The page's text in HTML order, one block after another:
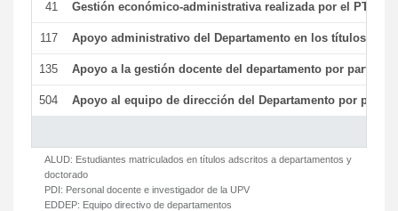
41 Gestión económico-administrativa realizada por el PTGAS
117 Apoyo administrativo del Departamento en los títulos de
135 Apoyo a la gestión docente del departamento por parte
504 Apoyo al equipo de dirección del Departamento por parte
ALUD: Estudiantes matriculados en títulos adscritos a departamentos y
doctorado
PDI: Personal docente e investigador de la UPV
EDDEP: Equipo directivo de departamentos